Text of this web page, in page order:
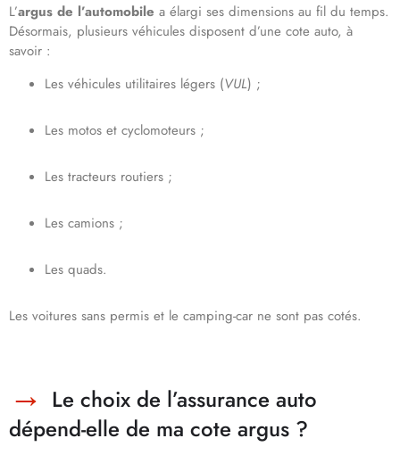
L’argus de l’automobile a élargi ses dimensions au fil du temps.
Désormais, plusieurs véhicules disposent d’une cote auto, à
savoir :
Les véhicules utilitaires légers (VUL) ;
Les motos et cyclomoteurs ;
Les tracteurs routiers ;
Les camions ;
Les quads.
Les voitures sans permis et le camping-car ne sont pas cotés.
Le choix de l’assurance auto
dépend-elle de ma cote argus ?